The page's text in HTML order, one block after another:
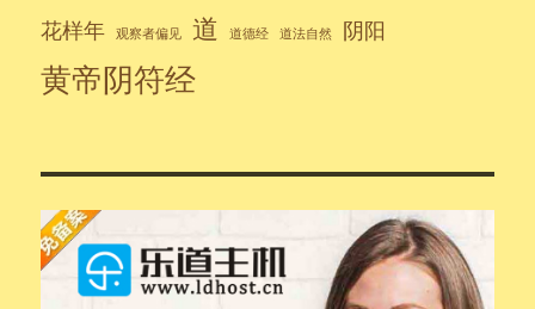
花样年 观察者偏见 道 道德经 道法自然 阴阳
黄帝阴符经